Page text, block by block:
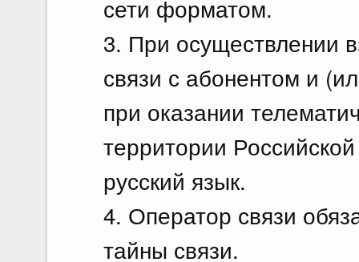
сети форматом.
3. При осуществлении
связи с абонентом и
при оказании
территории
русский язык.
4. Оператор связи
тайны связи.